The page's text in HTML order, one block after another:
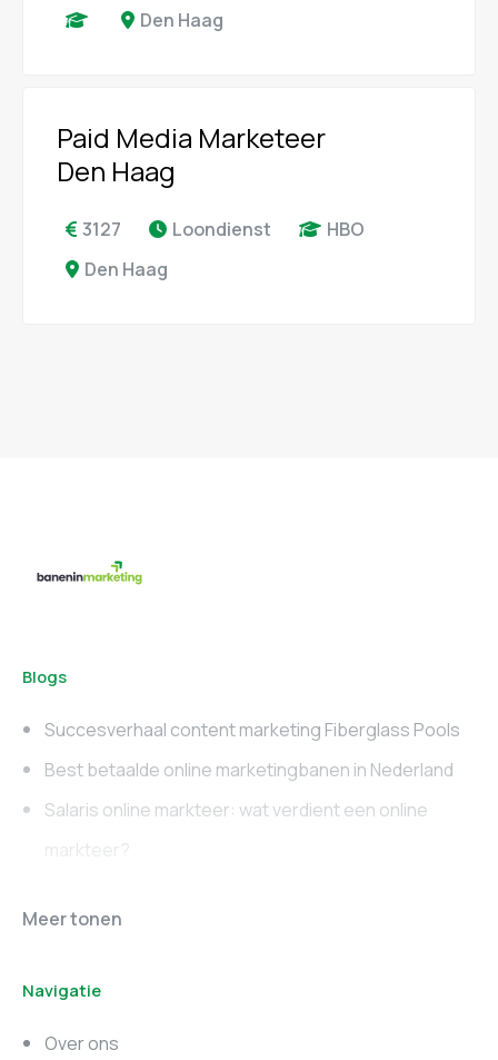
Den Haag
Paid Media Marketeer
Den Haag
3127 Loondienst
HBO
Den Haag
Blogs
Succesverhaal content marketing Fiberglass Pools
Best betaalde online marketingbanen in Nederland
Salaris online markteer: wat verdient een online
markteer?
Online marketing
Marketing vacatures
Zuid-Holland
Meer tonen
Navigatie
Over ons